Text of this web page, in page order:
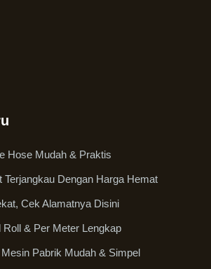
Hose Mudah & Praktis
Terjangkau Dengan Harga Hemat
Cek Alamatnya Disini
& Per Meter Lengkap
Pabrik Mudah & Simpel